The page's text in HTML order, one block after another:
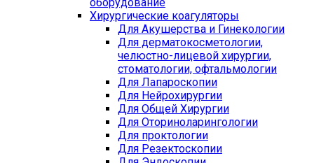
Хирургические коагуляторы
Для Акушерства и Гинекологии
Для дерматокосметологии,
челюстно-лицевой хирургии,
стоматологии, офтальмологии
Для Лапароскопии
Для Нейрохирургии
Для Общей Хирургии
Для Оториноларингологии
Для проктологии
Для Резектоскопии